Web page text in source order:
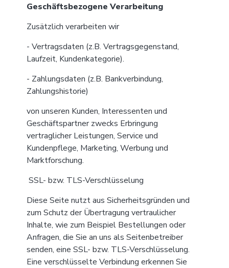
Geschäftsbezogene Verarbeitung
Zusätzlich verarbeiten wir
- Vertragsdaten (z.B. Vertragsgegenstand,
Laufzeit, Kundenkategorie).
- Zahlungsdaten (z.B. Bankverbindung,
Zahlungshistorie)
von unseren Kunden, Interessenten und
Geschäftspartner zwecks Erbringung
vertraglicher Leistungen, Service und
Kundenpflege, Marketing, Werbung und
Marktforschung.
SSL- bzw. TLS-Verschlüsselung
Diese Seite nutzt aus Sicherheitsgründen und
zum Schutz der Übertragung vertraulicher
Inhalte, wie zum Beispiel Bestellungen oder
Anfragen, die Sie an uns als Seitenbetreiber
senden, eine SSL- bzw. TLS-Verschlüsselung.
Eine verschlüsselte Verbindung erkennen Sie